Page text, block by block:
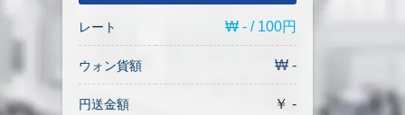
レート ₩ - / 100円
ウォン貨額 ₩ -
円送金額 ￥ -